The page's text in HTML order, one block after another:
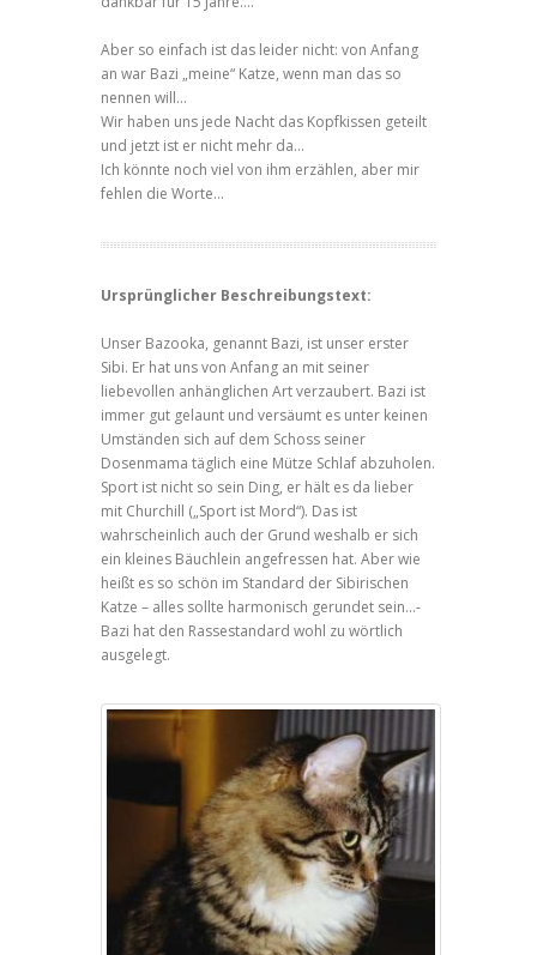
Aber so einfach ist das leider nicht: von Anfang
an war Bazi „meine“ Katze, wenn man das so
nennen will…
Wir haben uns jede Nacht das Kopfkissen geteilt
und jetzt ist er nicht mehr da…
Ich könnte noch viel von ihm erzählen, aber mir
fehlen die Worte…
Ursprünglicher Beschreibungstext:
Unser Bazooka, genannt Bazi, ist unser erster
Sibi. Er hat uns von Anfang an mit seiner
liebevollen anhänglichen Art verzaubert. Bazi ist
immer gut gelaunt und versäumt es unter keinen
Umständen sich auf dem Schoss seiner
Dosenmama täglich eine Mütze Schlaf abzuholen.
Sport ist nicht so sein Ding, er hält es da lieber
mit Churchill („Sport ist Mord“). Das ist
wahrscheinlich auch der Grund weshalb er sich
ein kleines Bäuchlein angefressen hat. Aber wie
heißt es so schön im Standard der Sibirischen
Katze – alles sollte harmonisch gerundet sein...-
Bazi hat den Rassestandard wohl zu wörtlich
ausgelegt.